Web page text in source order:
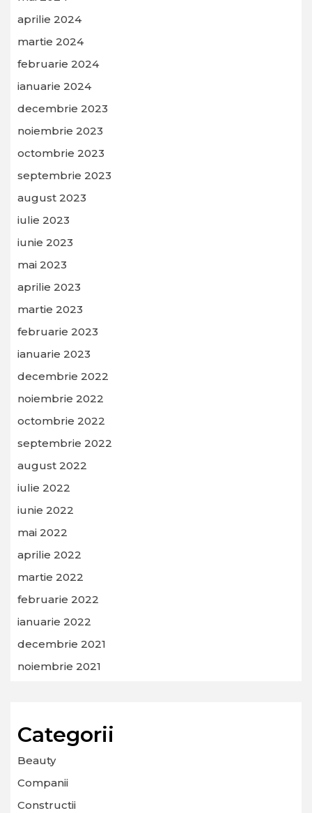
aprilie 2024
martie 2024
februarie 2024
ianuarie 2024
decembrie 2023
noiembrie 2023
octombrie 2023
septembrie 2023
august 2023
iulie 2023
iunie 2023
mai 2023
aprilie 2023
martie 2023
februarie 2023
ianuarie 2023
decembrie 2022
noiembrie 2022
octombrie 2022
septembrie 2022
august 2022
iulie 2022
iunie 2022
mai 2022
aprilie 2022
martie 2022
februarie 2022
ianuarie 2022
decembrie 2021
noiembrie 2021
Categorii
Beauty
Companii
Constructii